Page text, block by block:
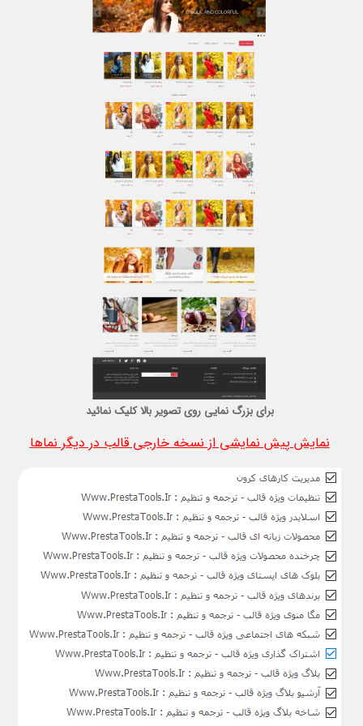
برای بزرگ نمایی روی تصویر بالا کلیک نمائید
نمایش پیش نمایشی از نسخه خارجی قالب در دیگر نماها